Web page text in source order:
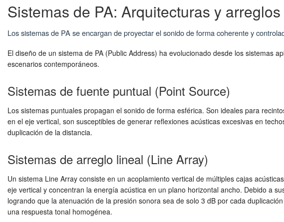
Sistemas de PA: Arquitecturas y
Los sistemas de PA se encargan de proyectar el sonido de forma coherente y
El diseño de un sistema de PA (Public Address) ha evolucionado desde los sistemas
escenarios contemporáneos.
Sistemas de fuente puntual (Point Source)
Los sistemas puntuales propagan el sonido de forma esférica. Son ideales para
en el eje vertical, son susceptibles de generar reflexiones acústicas excesivas en
duplicación de la distancia.
Sistemas de arreglo lineal (Line Array)
Un sistema Line Array consiste en un acoplamiento vertical de múltiples cajas
eje vertical y concentran la energía acústica en un plano horizontal ancho. Debido a
logrando que la atenuación de la presión sonora sea de solo 3 dB por cada
una respuesta tonal homogénea.